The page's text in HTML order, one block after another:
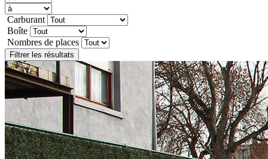
Carburant
Boîte
Nombres de places
Filtrer les résultats